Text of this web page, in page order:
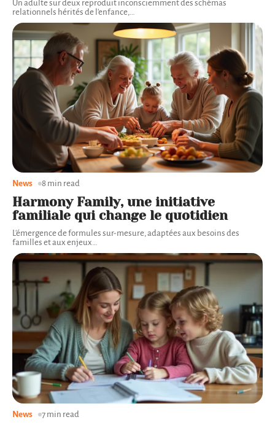
Un adulte sur deux reproduit inconsciemment des schémas
relationnels hérités de l'enfance,
Harmony Family, une initiative
familiale qui change le quotidien
L'émergence de formules sur-mesure, adaptées aux besoins des
familles et aux enjeux…
News 8 min read
News 7 min read